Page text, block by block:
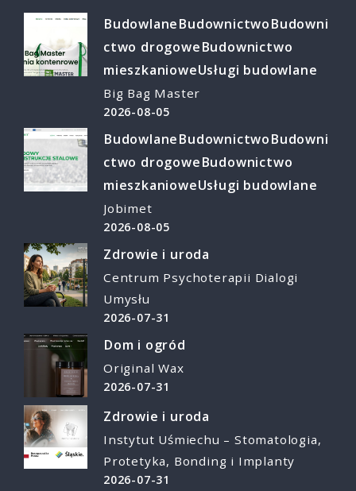
BudowlaneBudownictwoBudowni
ctwo drogoweBudownictwo
mieszkanioweUsługi budowlane
Big Bag Master
2026-08-05
BudowlaneBudownictwoBudowni
ctwo drogoweBudownictwo
mieszkanioweUsługi budowlane
Jobimet
2026-08-05
Zdrowie i uroda
Centrum Psychoterapii Dialogi
Umysłu
2026-07-31
Dom i ogród
Original Wax
2026-07-31
Zdrowie i uroda
Instytut Uśmiechu – Stomatologia,
Protetyka, Bonding i Implanty
2026-07-31